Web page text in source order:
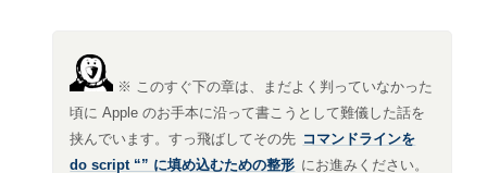
※ このすぐ下の章は、まだよく判っていなかった
頃に Apple のお手本に沿って書こうとして難儀した話を
挟んでいます。すっ飛ばしてその先 コマンドラインを
do script “” に填め込むための整形 にお進みください。